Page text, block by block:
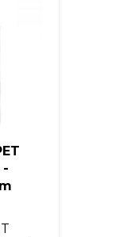
-
está comprometida a
seus dados